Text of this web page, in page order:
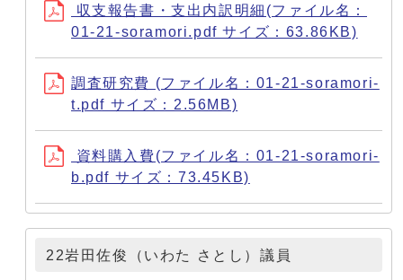
収支報告書・支出内訳明細(ファイル名：
01-21-soramori.pdf サイズ：63.86KB)
調査研究費 (ファイル名：01-21-soramori-
t.pdf サイズ：2.56MB)
資料購入費(ファイル名：01-21-soramori-
b.pdf サイズ：73.45KB)
22岩田佐俊（いわた さとし）議員